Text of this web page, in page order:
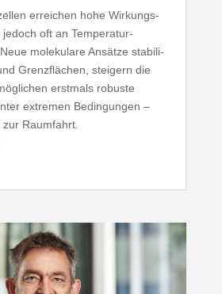
erreichen hohe Wirkungs­
jedoch oft an Tempe­ra­tur­
mole­kulare Ansätze stabi­li­
Grenz­flächen, steigern die
erstmals robuste
extremen Bedin­gungen –
Raumfahrt.